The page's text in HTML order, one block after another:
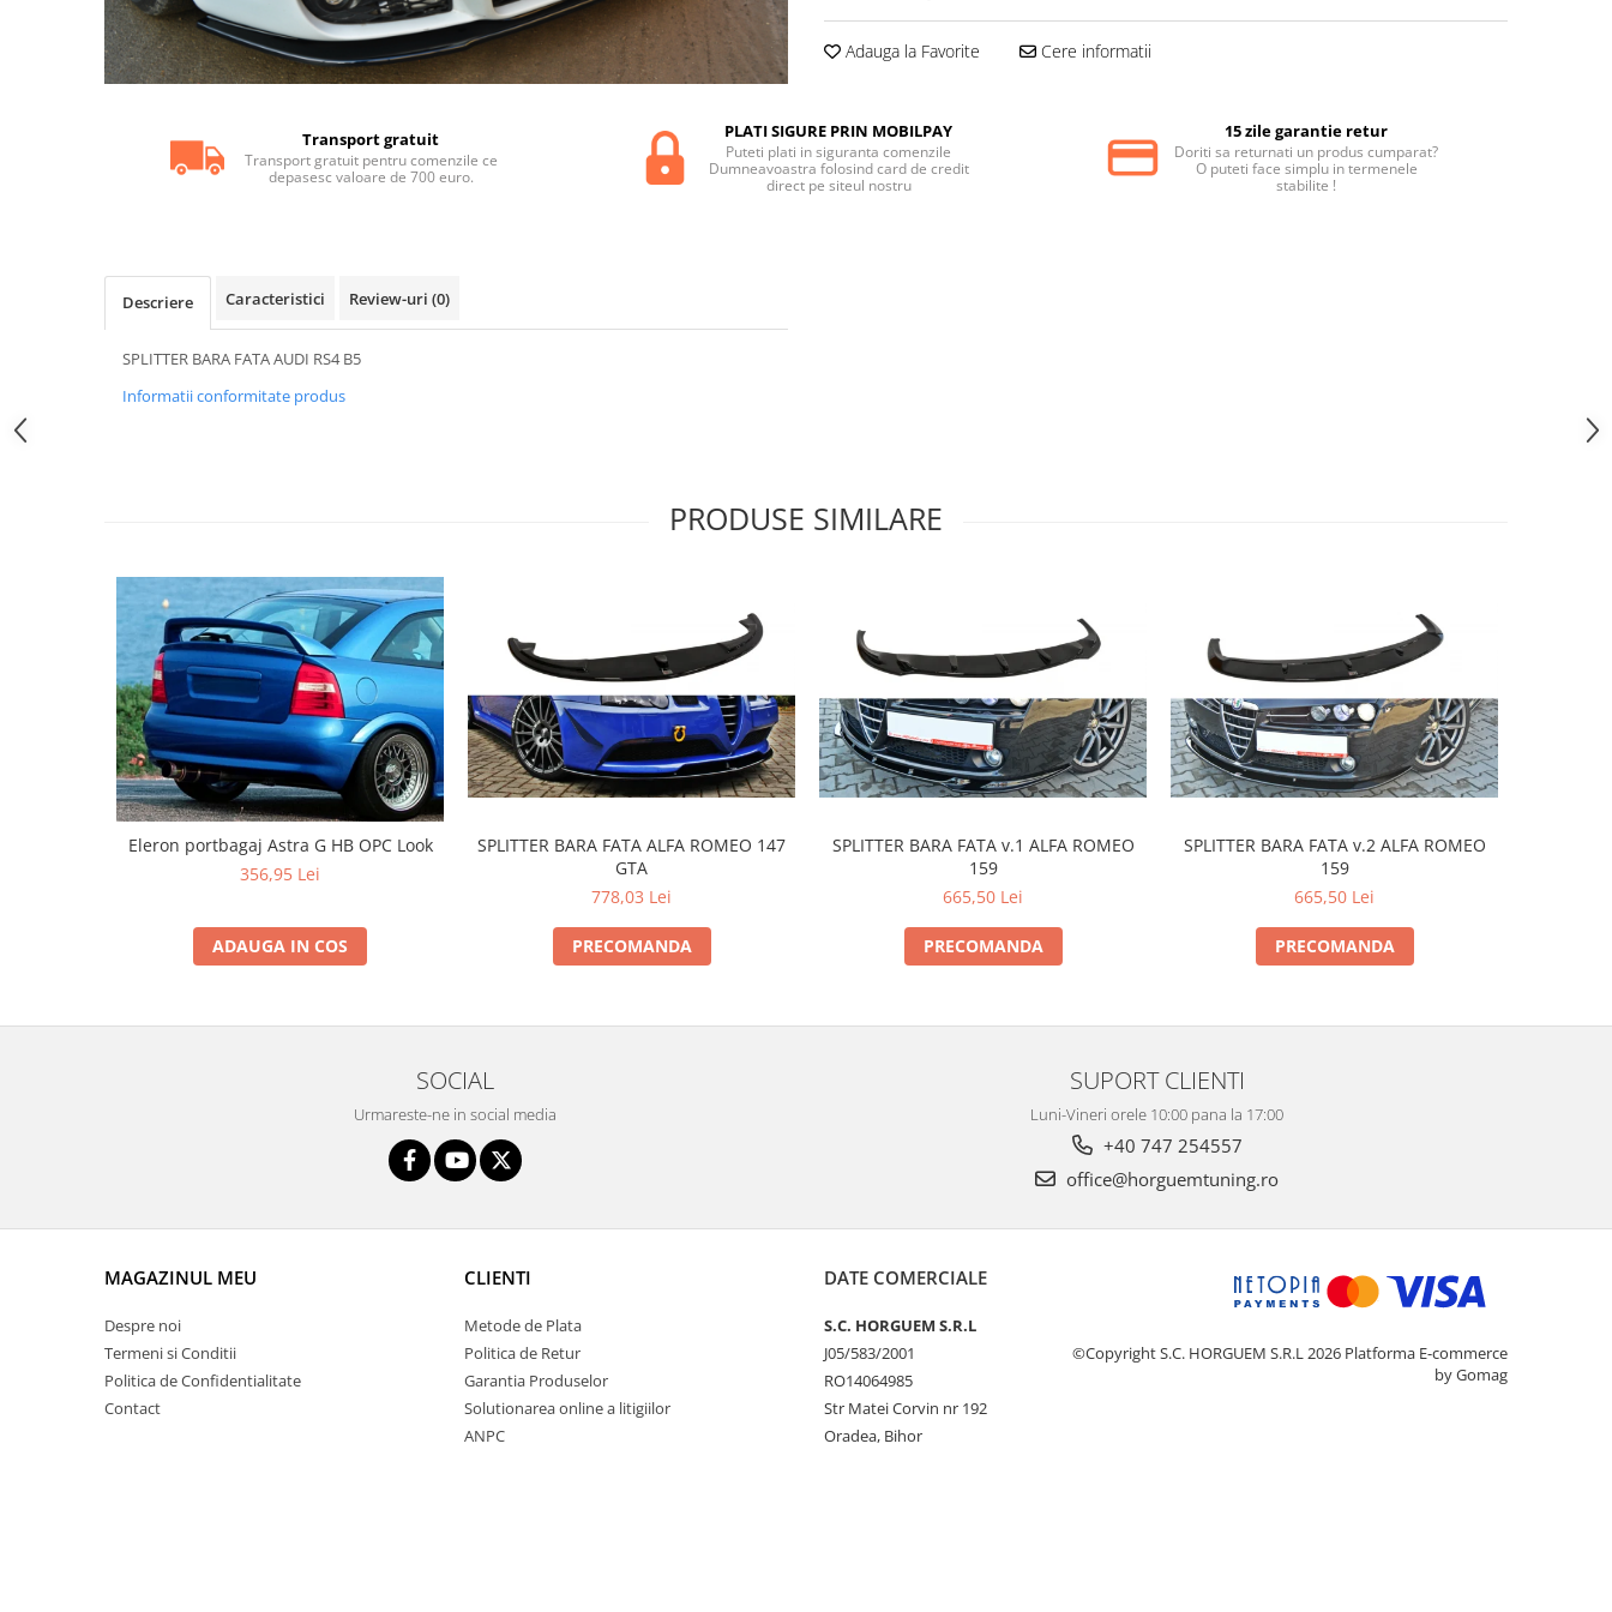
Statii radio CB
Suspensii auto
Bucsi poliuretan
Accesorii bari auto
Bara spate
Eleroane auto
Praguri tuning
Capete toba
Tuning iluminari
Iluminari autoutilitare
Kituri xenon
Lumini la numar
Tuning motor
Adauga la Favorite Cere informatii
Transport gratuit
Transport gratuit pentru comenzile ce
depasesc valoare de 700 euro.
PLATI SIGURE PRIN MOBILPAY
Puteti plati in siguranta comenzile
Dumneavoastra folosind card de credit
direct pe siteul nostru
15 zile garantie retur
Doriti sa returnati un produs cumparat?
O puteti face simplu in termenele
stabilite !
Descriere Caracteristici Review-uri (0)
SPLITTER BARA FATA AUDI RS4 B5
Informatii conformitate produs
PRODUSE SIMILARE
Eleron portbagaj Astra G HB OPC Look
356,95 Lei
ADAUGA IN COS
SPLITTER BARA FATA ALFA ROMEO 147
GTA
778,03 Lei
PRECOMANDA
SPLITTER BARA FATA v.1 ALFA ROMEO
159
665,50 Lei
PRECOMANDA
SPLITTER BARA FATA v.2 ALFA ROMEO
159
665,50 Lei
PRECOMANDA
SOCIAL
Urmareste-ne in social media
SUPORT CLIENTI
Luni-Vineri orele 10:00 pana la 17:00
+40 747 254557
office@horguemtuning.ro
MAGAZINUL MEU
Despre noi
Termeni si Conditii
Politica de Confidentialitate
Contact
CLIENTI
Metode de Plata
Politica de Retur
Garantia Produselor
Solutionarea online a litigiilor
ANPC
DATE COMERCIALE
S.C. HORGUEM S.R.L
J05/583/2001
RO14064985
Str Matei Corvin nr 192
Oradea, Bihor
©Copyright S.C. HORGUEM S.R.L 2026 Platforma E-commerce
by Gomag